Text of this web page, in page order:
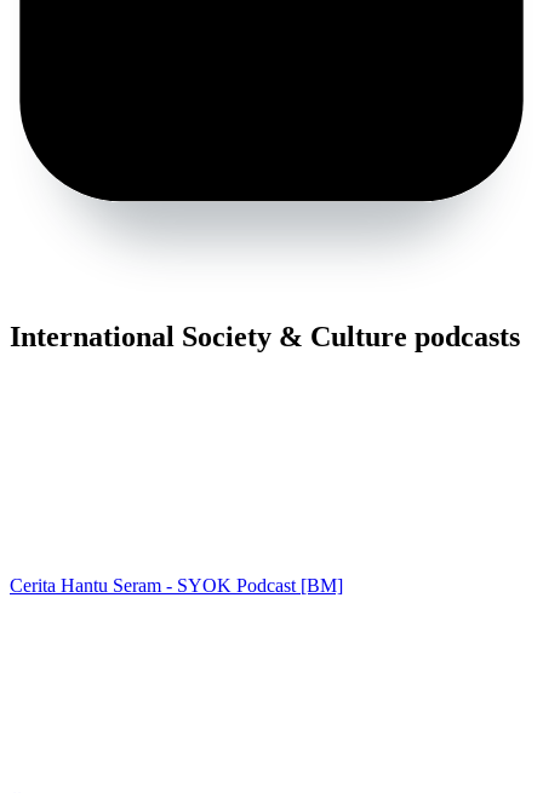
International Society & Culture podcasts
Cerita Hantu Seram - SYOK Podcast [BM]